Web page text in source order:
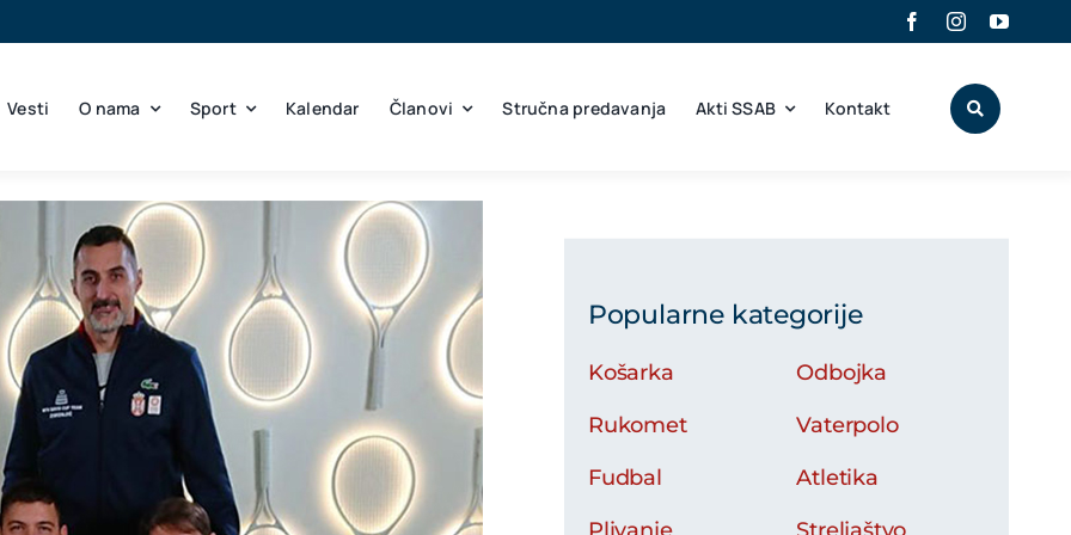
Vesti O nama Sport Kalendar Članovi Stručna predavanja Akti SSAB Kontakt
Popularne kategorije
Košarka
Rukomet
Fudbal
Odbojka
Vaterpolo
Atletika